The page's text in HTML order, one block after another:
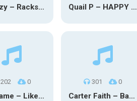
3Breezy – Racks On You Quail P – HAPPY TEARS
202 0
The Game – Like Father Like Daughter
301 0
Carter Faith – Bar Star Vevo